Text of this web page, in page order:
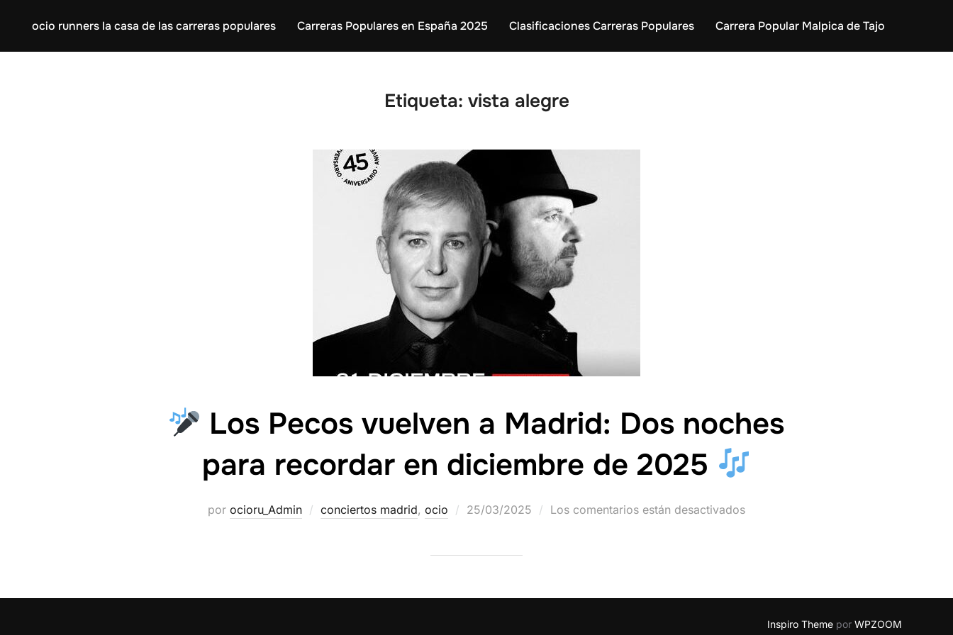
ocio runners la casa de las carreras populares Carreras Populares en España 2025 Clasificaciones Carreras Populares Carrera Popular Malpica de Tajo
Etiqueta: vista alegre
Los Pecos vuelven a Madrid: Dos noches
para recordar en diciembre de 2025
por ocioru_Admin conciertos madrid, ocio 25/03/2025 Los comentarios están desactivados
Inspiro Theme por WPZOOM